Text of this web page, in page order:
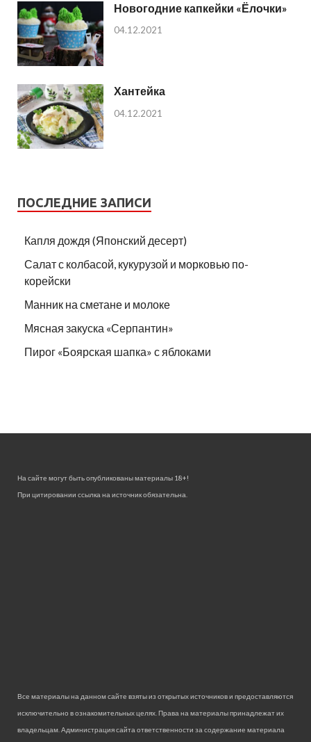
Новогодние капкейки «Ёлочки»
04.12.2021
Хантейка
04.12.2021
ПОСЛЕДНИЕ ЗАПИСИ
Капля дождя (Японский десерт)
Салат с колбасой, кукурузой и морковью по-
корейски
Манник на сметане и молоке
Мясная закуска «Серпантин»
Пирог «Боярская шапка» с яблоками
На сайте могут быть опубликованы материалы 18+!
При цитировании ссылка на источник обязательна.
Все материалы на данном сайте взяты из открытых источников и предоставляются
исключительно в ознакомительных целях. Права на материалы принадлежат их
владельцам. Администрация сайта ответственности за содержание материала